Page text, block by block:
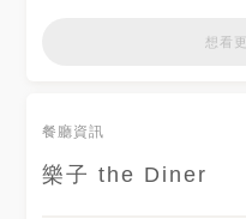
想看
餐廳資訊
樂子 the Diner